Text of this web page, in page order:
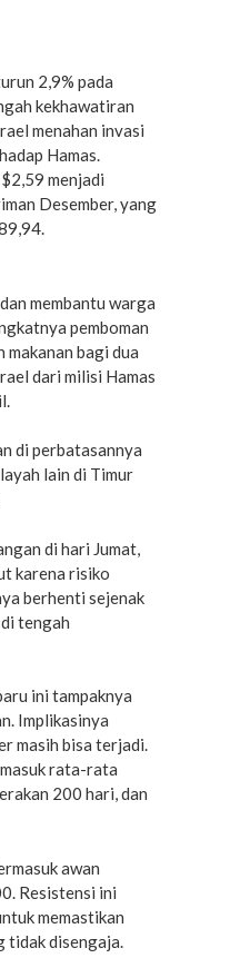
2,9% pada
kekhawatiran
menahan invasi
Hamas.
menjadi
Desember, yang
membantu warga
pemboman
bagi dua
dari milisi Hamas
di perbatasannya
lain di Timur
di hari Jumat,
karena risiko
berhenti sejenak
tengah
ini tampaknya
Implikasinya
masih bisa terjadi.
rata-rata
200 hari, dan
awan
Resistensi ini
memastikan
tidak disengaja.